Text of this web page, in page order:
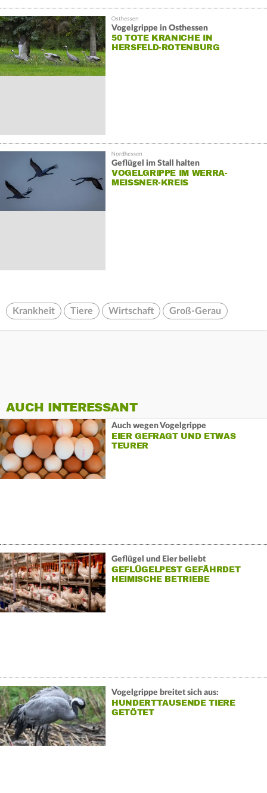
Vogelgrippe in Osthessen
50 TOTE KRANICHE IN
HERSFELD-ROTENBURG
Geflügel im Stall halten
VOGELGRIPPE IM WERRA-
MEISSNER-KREIS
Krankheit Tiere Wirtschaft Groß-Gerau
AUCH INTERESSANT
Auch wegen Vogelgrippe
EIER GEFRAGT UND ETWAS
TEURER
Geflügel und Eier beliebt
GEFLÜGELPEST GEFÄHRDET
HEIMISCHE BETRIEBE
Vogelgrippe breitet sich aus:
HUNDERTTAUSENDE TIERE
GETÖTET